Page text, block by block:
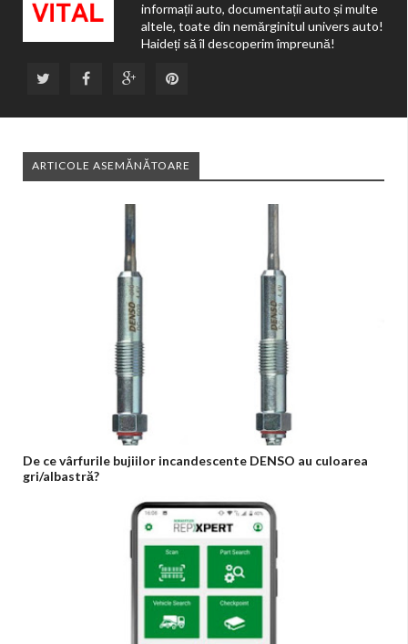
informații auto, documentații auto și multe
altele, toate din nemărginitul univers auto!
Haideți să îl descoperim împreună!
ARTICOLE ASEMĂNĂTOARE
De ce vârfurile bujiilor incandescente DENSO au culoarea
gri/albastră?